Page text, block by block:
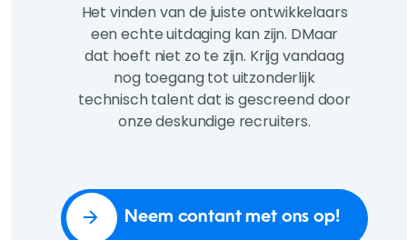
Het vinden van de juiste ontwikkelaars
een echte uitdaging kan zijn. DMaar
dat hoeft niet zo te zijn. Krijg vandaag
nog toegang tot uitzonderlijk
technisch talent dat is gescreend door
onze deskundige recruiters.
Neem contant met ons op!